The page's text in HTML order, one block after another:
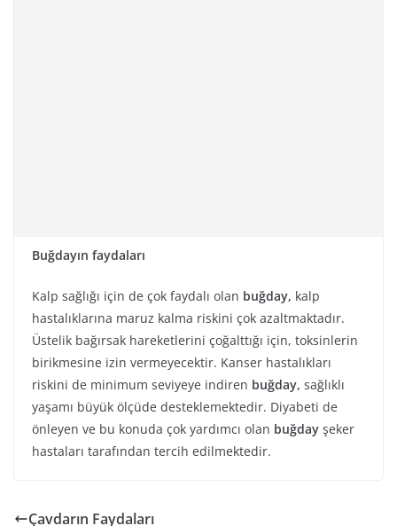
Buğdayın faydaları
Kalp sağlığı için de çok faydalı olan buğday, kalp
hastalıklarına maruz kalma riskini çok azaltmaktadır.
Üstelik bağırsak hareketlerini çoğalttığı için, toksinlerin
birikmesine izin vermeyecektir. Kanser hastalıkları
riskini de minimum seviyeye indiren buğday, sağlıklı
yaşamı büyük ölçüde desteklemektedir. Diyabeti de
önleyen ve bu konuda çok yardımcı olan buğday şeker
hastaları tarafından tercih edilmektedir.
Çavdarın Faydaları